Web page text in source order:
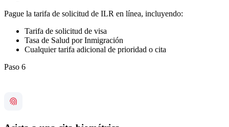
Pague la tarifa de solicitud de ILR en línea, incluyendo:
Tarifa de solicitud de visa
Tasa de Salud por Inmigración
Cualquier tarifa adicional de prioridad o cita
Paso 6